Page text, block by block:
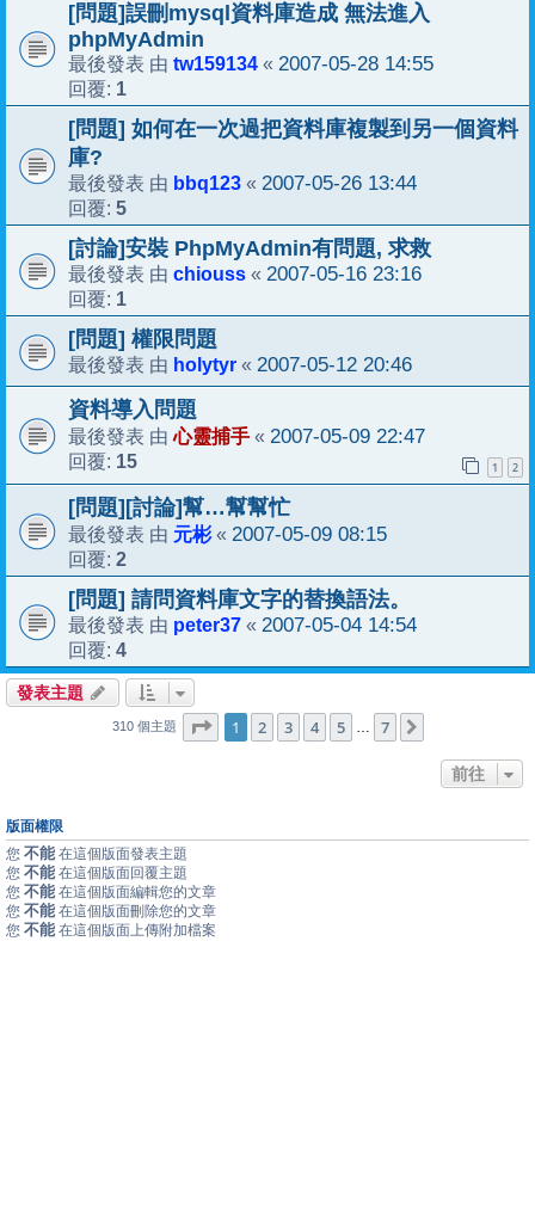
[問題]誤刪mysql資料庫造成 無法進入
phpMyAdmin
最後發表 由 tw159134 « 2007-05-28 14:55
回覆: 1
[問題] 如何在一次過把資料庫複製到另一個資料
庫?
最後發表 由 bbq123 « 2007-05-26 13:44
回覆: 5
[討論]安裝 PhpMyAdmin有問題, 求救
最後發表 由 chiouss « 2007-05-16 23:16
回覆: 1
[問題] 權限問題
最後發表 由 holytyr « 2007-05-12 20:46
資料導入問題
最後發表 由心靈捕手 « 2007-05-09 22:47
回覆: 15 1 2
[問題][討論]幫…幫幫忙
最後發表 由 元彬« 2007-05-09 08:15
回覆: 2
[問題] 請問資料庫文字的替換語法。
最後發表 由 peter37 « 2007-05-04 14:54
回覆: 4
發表主題
310 個主題 第1 頁 (共 頁)
1 2 3 4 5 … 7
前往
版面權限
您 不能 在這個版面發表主題
您 不能 在這個版面回覆主題
您 不能 在這個版面編輯您的文章
您 不能 在這個版面刪除您的文章
您 不能 在這個版面上傳附加檔案